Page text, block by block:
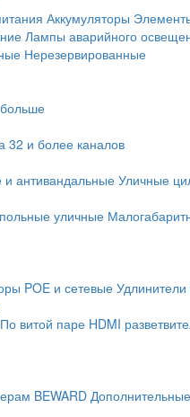
Аккумуляторы
Лампы аварийного
Нерезервированные
32 и более каналов
антивандальные Уличные
уличные
POE и сетевые Удлинители
По витой паре HDMI
BEWARD